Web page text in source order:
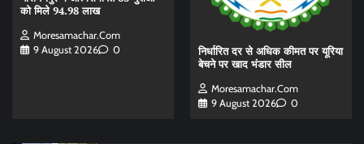
को मिले 94.98 लाख
Moresamachar.com
9 August 2026
0
निर्धारित दर से अधिक कीमत पर यूरिया
बेचने पर खाद भंडार सील
Moresamachar.com
9 August 2026
0